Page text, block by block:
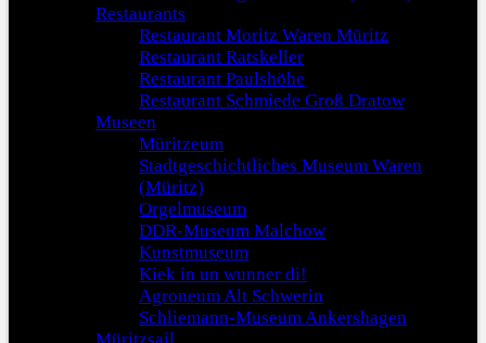
Restaurants
Restaurant Moritz Waren Müritz
Restaurant Ratskeller
Restaurant Paulshöhe
Restaurant Schmiede Groß Dratow
Museen
Müritzeum
Stadtgeschichtliches Museum Waren
(Müritz)
Orgelmuseum
DDR-Museum Malchow
Kunstmuseum
Kiek in un wunner di!
Agroneum Alt Schwerin
Schliemann-Museum Ankershagen